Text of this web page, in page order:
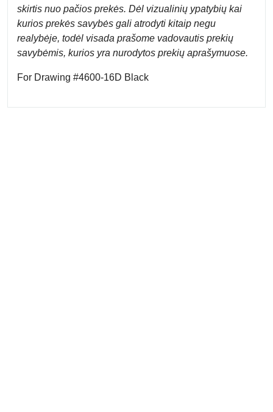
skirtis nuo pačios prekės. Dėl vizualinių ypatybių kai
kurios prekės savybės gali atrodyti kitaip negu
realybėje, todėl visada prašome vadovautis prekių
savybėmis, kurios yra nurodytos prekių aprašymuose.
For Drawing #4600-16D Black